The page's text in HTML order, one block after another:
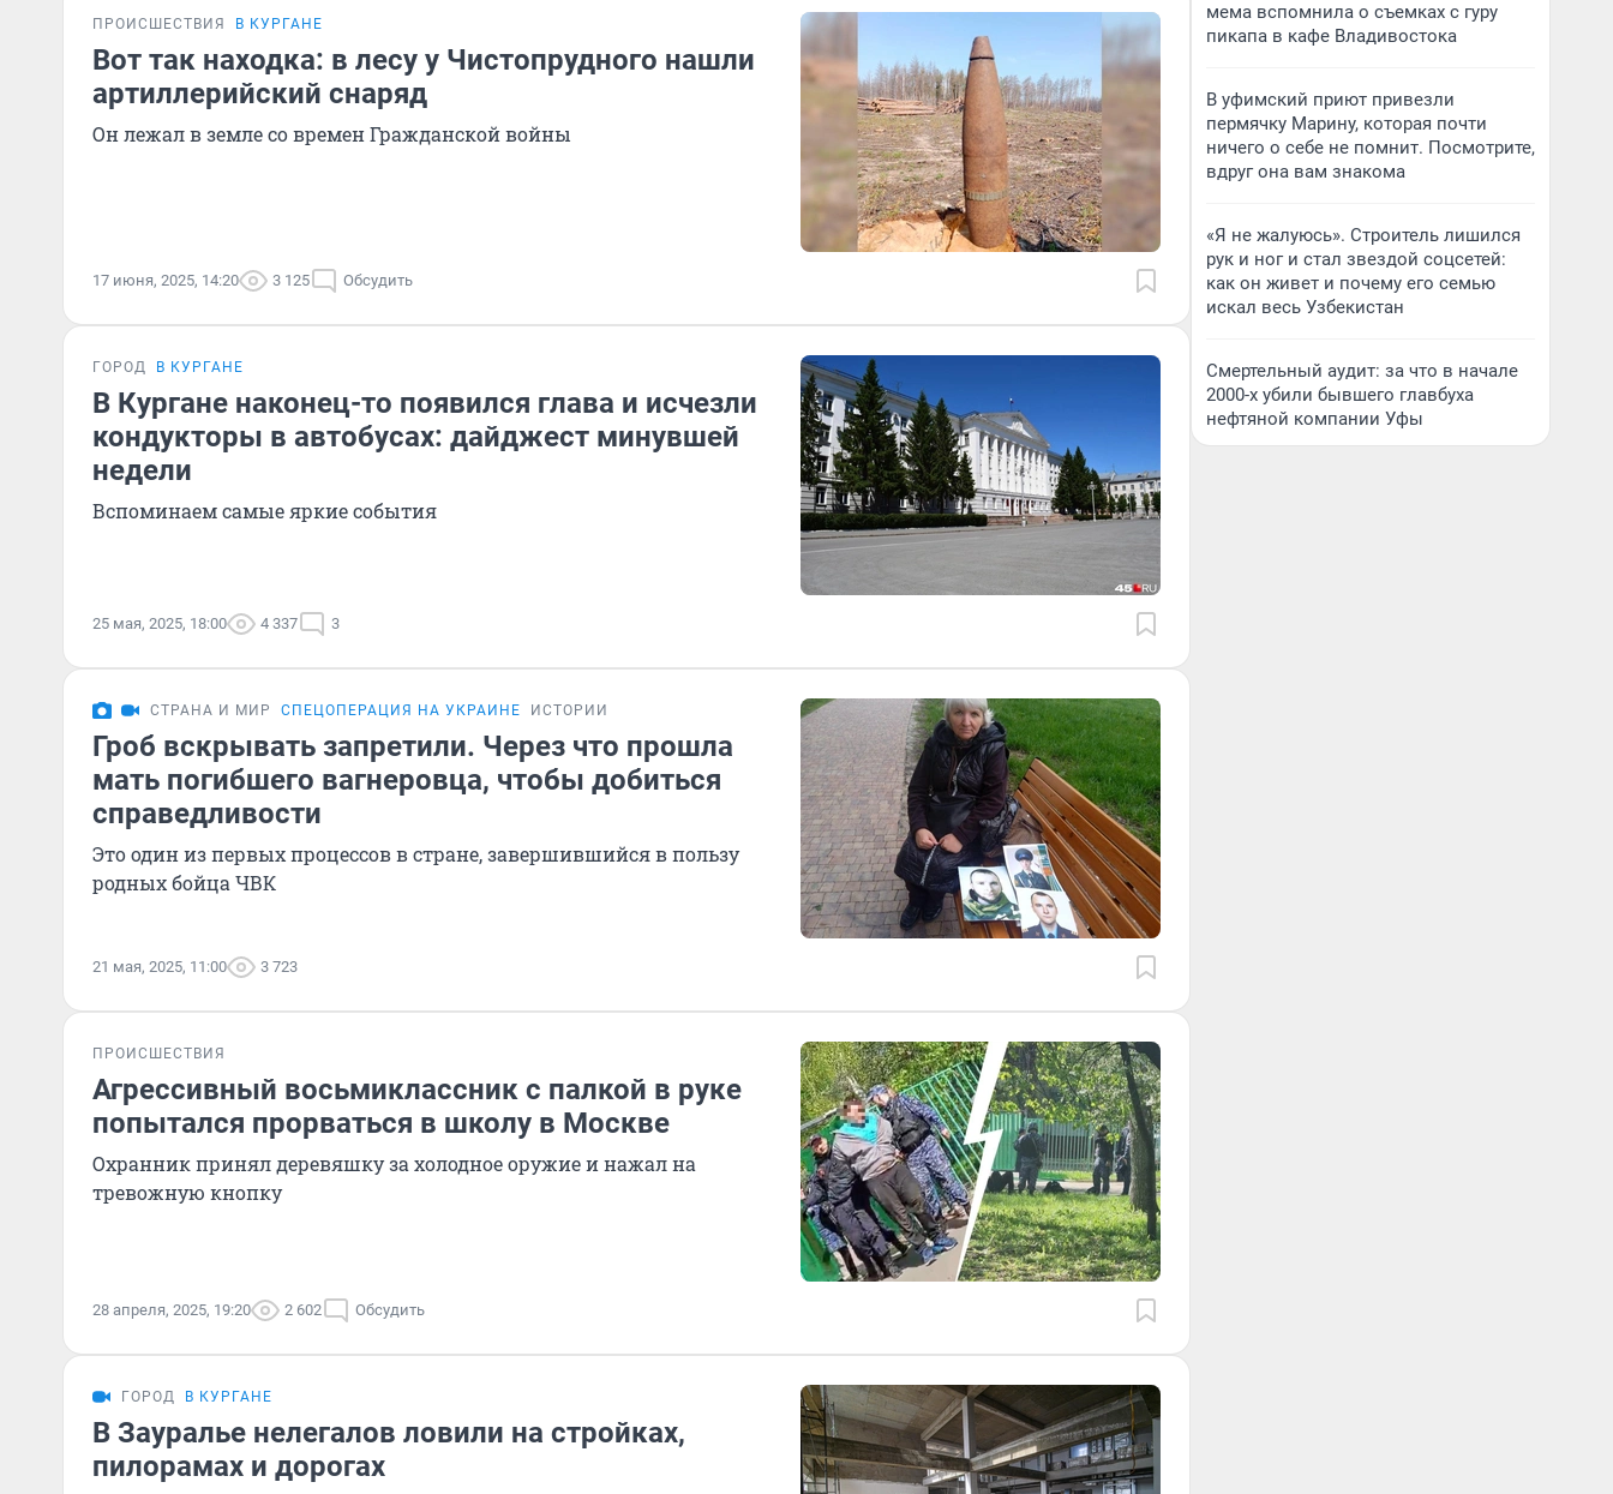
ПРОИСШЕСТВИЯ В КУРГАНЕ
Вот так находка: в лесу у Чистопрудного нашли
артиллерийский снаряд
Он лежал в земле со времен Гражданской войны
17 июня, 2025, 14:20 3 125 Обсудить
ГОРОД В КУРГАНЕ
В Кургане наконец-то появился глава и исчезли
кондукторы в автобусах: дайджест минувшей
недели
Вспоминаем самые яркие события
25 мая, 2025, 18:00 4 337 3
СТРАНА И МИР СПЕЦОПЕРАЦИЯ НА УКРАИНЕ ИСТОРИИ
Гроб вскрывать запретили. Через что прошла
мать погибшего вагнеровца, чтобы добиться
справедливости
Это один из первых процессов в стране, завершившийся в пользу
родных бойца ЧВК
21 мая, 2025, 11:00 3 723
ПРОИСШЕСТВИЯ
Агрессивный восьмиклассник с палкой в руке
попытался прорваться в школу в Москве
Охранник принял деревяшку за холодное оружие и нажал на
тревожную кнопку
28 апреля, 2025, 19:20 2 602 Обсудить
ГОРОД В КУРГАНЕ
В Зауралье нелегалов ловили на стройках,
пилорамах и дорогах
мема вспомнила о съемках с гуру
пикапа в кафе Владивостока
В уфимский приют привезли
пермячку Марину, которая почти
ничего о себе не помнит. Посмотрите,
вдруг она вам знакома
«Я не жалуюсь». Строитель лишился
рук и ног и стал звездой соцсетей:
как он живет и почему его семью
искал весь Узбекистан
Смертельный аудит: за что в начале
2000-х убили бывшего главбуха
нефтяной компании Уфы